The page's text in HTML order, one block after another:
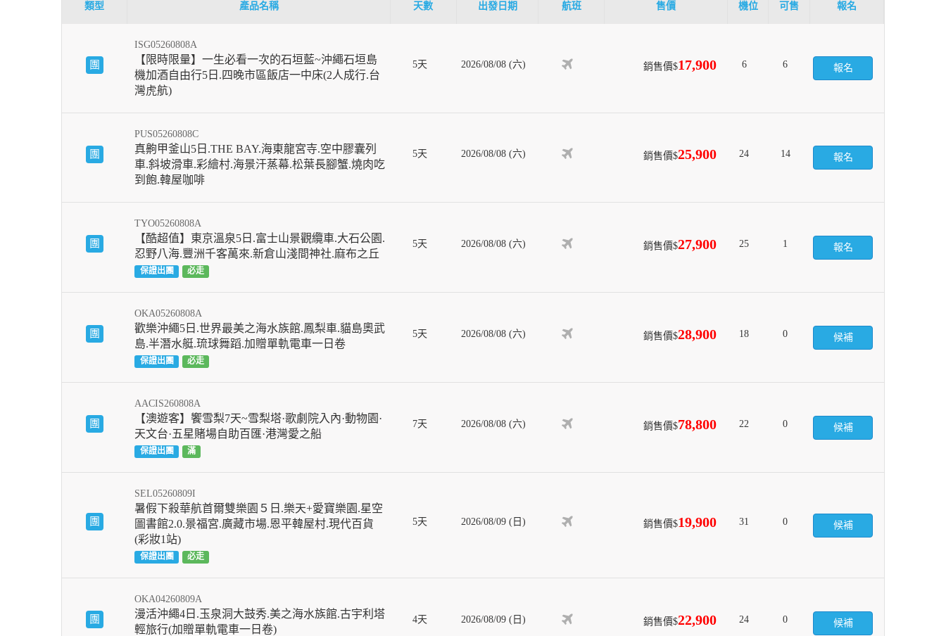
類型 產品名稱 天數 出發日期 航班 售價 機位 可售 報名
團
ISG05260808A
【限時限量】一生必看一次的石垣藍~沖繩石垣島
機加酒自由行5日.四晚市區飯店一中床(2人成行.台
灣虎航)
5天 2026/08/08 (六) 銷售價$17,900 6 6 報名
團
PUS05260808C
真齁甲釜山5日.THE BAY.海東龍宮寺.空中膠囊列
車.斜坡滑車.彩繪村.海景汗蒸幕.松葉長腳蟹.燒肉吃
到飽.韓屋咖啡
5天 2026/08/08 (六) 銷售價$25,900 24 14 報名
團
TYO05260808A
【酷超值】東京溫泉5日.富士山景觀纜車.大石公園.
忍野八海.豐洲千客萬來.新倉山淺間神社.麻布之丘
保證出團 必走
5天 2026/08/08 (六) 銷售價$27,900 25 1 報名
團
OKA05260808A
歡樂沖繩5日.世界最美之海水族館.鳳梨車.貓島奧武
島.半潛水艇.琉球舞蹈.加贈單軌電車一日卷
保證出團 必走
5天 2026/08/08 (六) 銷售價$28,900 18 0 候補
團
AACIS260808A
【澳遊客】饗雪梨7天~雪梨塔·歌劇院入內·動物園·
天文台·五星賭場自助百匯·港灣愛之船
保證出團 滿
7天 2026/08/08 (六) 銷售價$78,800 22 0 候補
團
SEL05260809I
暑假下殺華航首爾雙樂園５日.樂天+愛寶樂園.星空
圖書館2.0.景福宮.廣藏市場.恩平韓屋村.現代百貨
(彩妝1站)
保證出團 必走
5天 2026/08/09 (日) 銷售價$19,900 31 0 候補
團
OKA04260809A
漫活沖繩4日.玉泉洞大鼓秀.美之海水族館.古宇利塔
輕旅行(加贈單軌電車一日卷)
4天 2026/08/09 (日) 銷售價$22,900 24 0 候補